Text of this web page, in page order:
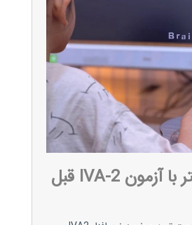
آشنایی بیشتر با آزمون IVA-2 قبل